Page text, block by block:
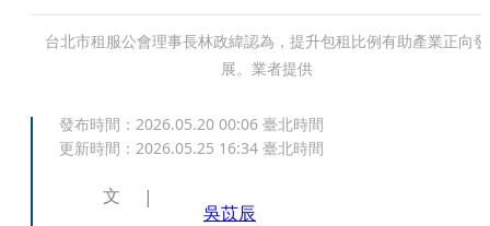
台北市租服公會理事長林政緯認為，提升包租比例有助產業正向發
展。業者提供
發布時間： 2026.05.20 00:06 臺北時間
更新時間： 2026.05.25 16:34 臺北時間
文
吳苡辰